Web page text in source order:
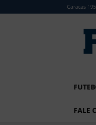
Caracas
FALE